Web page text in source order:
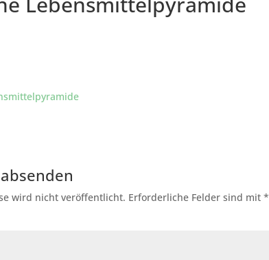
wird nicht veröffentlicht. Erforderliche Felder sind mit*